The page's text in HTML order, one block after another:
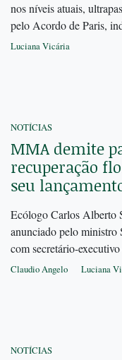
nos níveis atuais,
pelo Acordo de Paris,
Luciana Vicária
NOTÍCIAS
MMA demite
recuperação
seu
Ecólogo Carlos Alberto
anunciado pelo
com secretário-executivo
Claudio Angelo Luciana
NOTÍCIAS